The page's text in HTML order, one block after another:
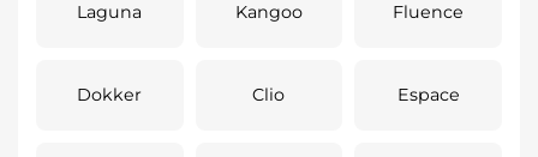
Laguna Kangoo Fluence
Dokker Clio Espace